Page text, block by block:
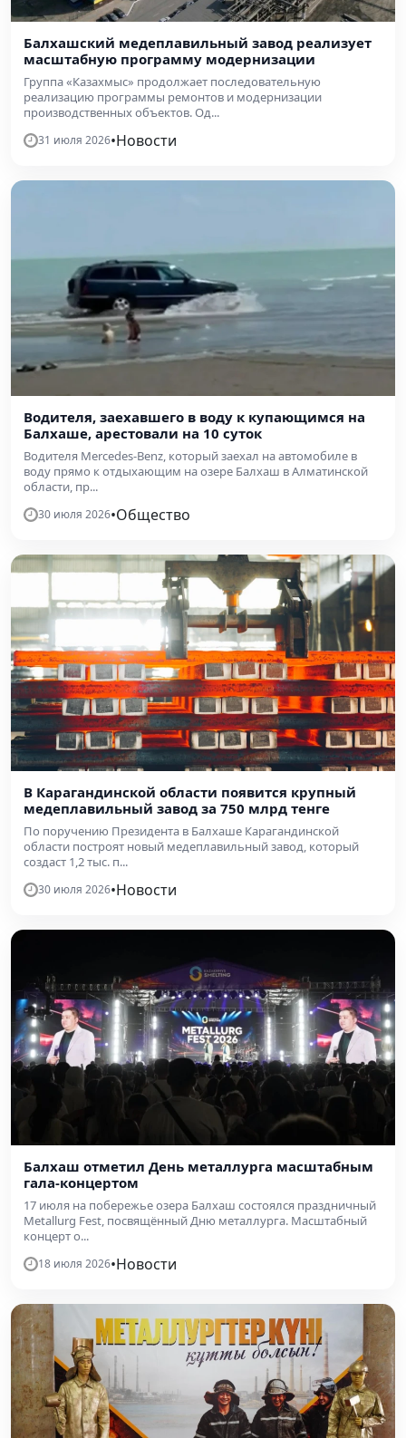
Балхашский медеплавильный завод реализует
масштабную программу модернизации
Группа «Казахмыс» продолжает последовательную
реализацию программы ремонтов и модернизации
производственных объектов. Од...
31 июля 2026•Новости
Водителя, заехавшего в воду к купающимся на
Балхаше, арестовали на 10 суток
Водителя Mercedes-Benz, который заехал на автомобиле в
воду прямо к отдыхающим на озере Балхаш в Алматинской
области, пр...
30 июля 2026•Общество
В Карагандинской области появится крупный
медеплавильный завод за 750 млрд тенге
По поручению Президента в Балхаше Карагандинской
области построят новый медеплавильный завод, который
создаст 1,2 тыс. п...
30 июля 2026•Новости
Балхаш отметил День металлурга масштабным
гала-концертом
17 июля на побережье озера Балхаш состоялся праздничный
Metallurg Fest, посвящённый Дню металлурга. Масштабный
концерт о...
18 июля 2026•Новости